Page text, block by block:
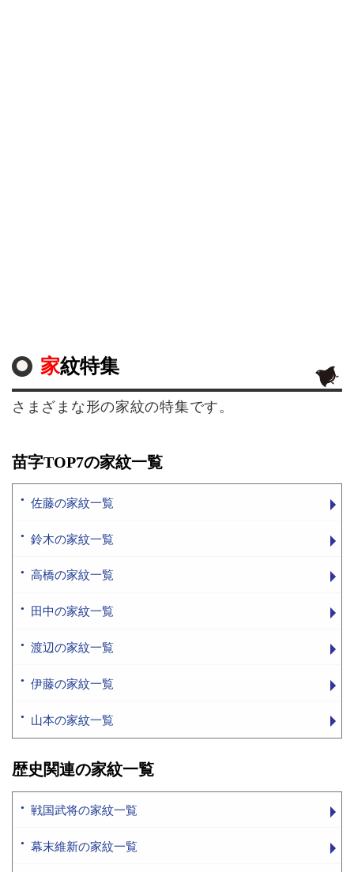
家紋特集
さまざまな形の家紋の特集です。
苗字TOP7の家紋一覧
佐藤の家紋一覧
鈴木の家紋一覧
高橋の家紋一覧
田中の家紋一覧
渡辺の家紋一覧
伊藤の家紋一覧
山本の家紋一覧
歴史関連の家紋一覧
戦国武将の家紋一覧
幕末維新の家紋一覧